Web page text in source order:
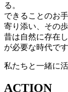
る。
できることのお
寄り添い、その
昔は自然に存在
が必要な時代です
私たちと一緒に
ACTION